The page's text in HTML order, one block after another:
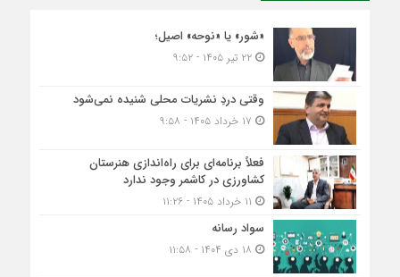
«شور» یا «نوحه» اصیل؛
۲۲ تیر ۱۴۰۵ - ۹:۵۲
وقتی دردِ نشریات محلی شنیده نمی‌شود
فعلاً برنامه‌ای برای راه‌اندازی هنرستان
کشاورزی در کاشمر وجود ندارد
سواد رسانه